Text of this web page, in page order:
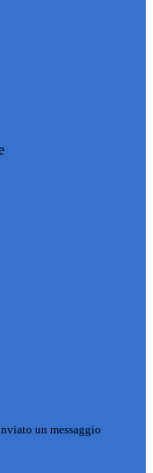
un messaggio